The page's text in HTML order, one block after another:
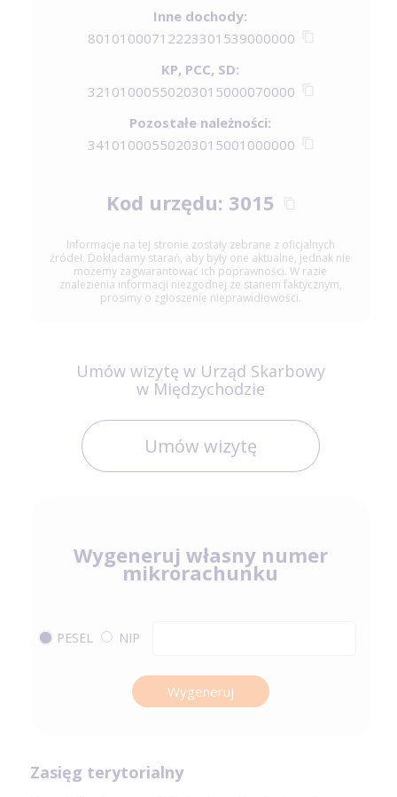
Inne dochody:
80101000712223301539000000
KP, PCC, SD:
32101000550203015000070000
Pozostałe należności:
34101000550203015001000000
Kod urzędu: 3015
Informacje na tej stronie zostały zebrane z oficjalnych
źródeł. Dokładamy starań, aby były one aktualne, jednak nie
możemy zagwarantować ich poprawności. W razie
znalezienia informacji niezgodnej ze stanem faktycznym,
prosimy o zgłoszenie nieprawidłowości.
Umów wizytę w Urząd Skarbowy
w Międzychodzie
Umów wizytę
Wygeneruj własny numer
mikrorachunku
PESEL NIP
Wygeneruj
Zasięg terytorialny